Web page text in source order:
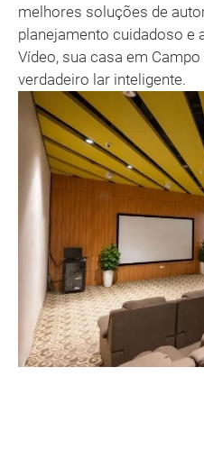
melhores soluções de
planejamento cuidadoso e
Vídeo, sua casa em
verdadeiro lar inteligente.